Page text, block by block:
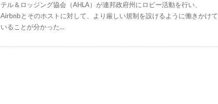
テル＆ロッジング協会（AHLA）が連邦政府州にロビー活動を行い、
Airbnbとそのホストに対して、より厳しい規制を設けるように働きかけて
いることが分かった…